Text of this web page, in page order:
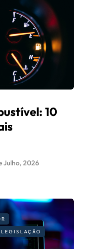
10
Julho, 2026
LEGISLAÇÃO